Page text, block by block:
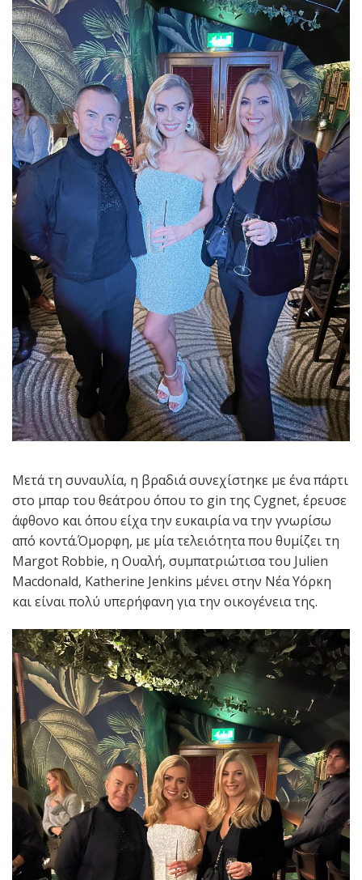
Μετά τη συναυλία, η βραδιά συνεχίστηκε με ένα πάρτι
στο μπαρ του θεάτρου όπου το gin της Cygnet, έρευσε
άφθονο και όπου είχα την ευκαιρία να την γνωρίσω
από κοντά.Όμορφη, με μία τελειότητα που θυμίζει τη
Margot Robbie, η Ουαλή, συμπατριώτισα του Julien
Macdonald, Κatherine Jenkins μένει στην Νέα Υόρκη
και είναι πολύ υπερήφανη για την οικογένεια της.